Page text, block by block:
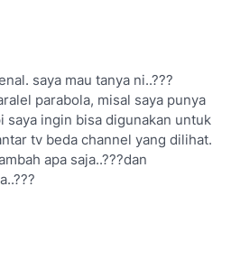
saya mau tanya ni..???
parabola, misal saya punya
saya ingin bisa digunakan untuk
tv beda channel yang dilihat.
apa saja..???dan